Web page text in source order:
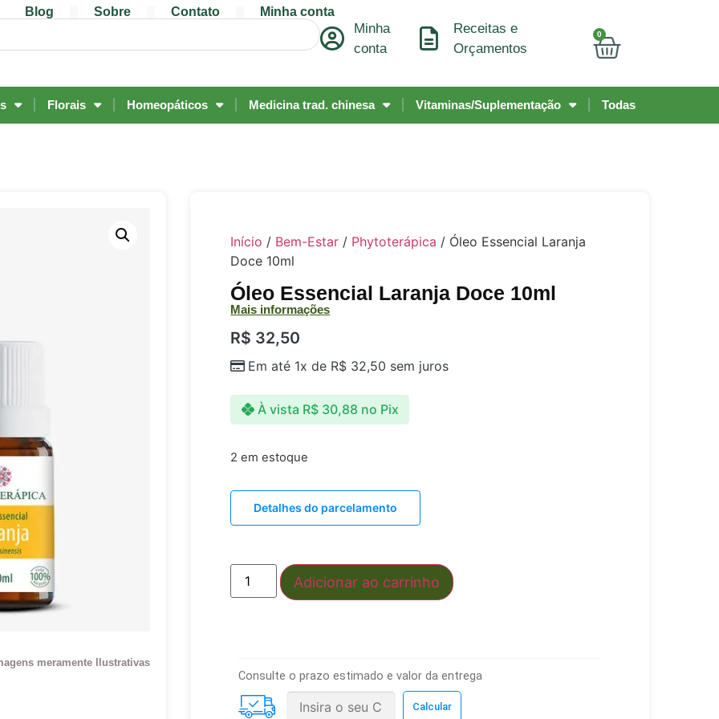
Blog Sobre Contato Minha conta
Minha
conta
Receitas e
Orçamentos
0
Florais Homeopáticos Medicina trad. chinesa Vitaminas/Suplementação Todas
meramente Ilustrativas
Início / Bem-Estar / Phytoterápica / Óleo Essencial Laranja
Doce 10ml
Óleo Essencial Laranja Doce 10ml
Mais informações
R$ 32,50
Em até 1x de R$ 32,50 sem juros
À vista R$30,88 no Pix
2 em estoque
Detalhes do parcelamento
Adicionar ao carrinho
Consulte o prazo estimado e valor da entrega